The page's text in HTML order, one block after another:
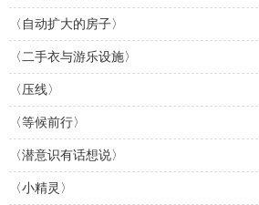
〈自动扩大的房子〉
〈二手衣与游乐设施〉
〈压线〉
〈等候前行〉
〈潜意识有话想说〉
〈小精灵〉